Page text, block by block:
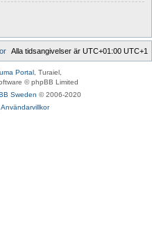
Alla tidsangivelser är UTC+01:00 UTC+1
Portal , Turaiel,
© phpBB Limited
Sweden © 2006-2020
Användarvillkor